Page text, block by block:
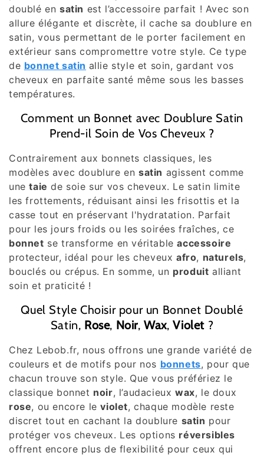
e
c
t
i
:
doublé en satin est l’accessoire parfait ! Avec son
allure élégante et discrète, il cache sa doublure en
satin, vous permettant de le porter facilement en
extérieur sans compromettre votre style. Ce type
de bonnet satin allie style et soin, gardant vos
cheveux en parfaite santé même sous les basses
températures.
Comment un Bonnet avec Doublure Satin
Prend-il Soin de Vos Cheveux ?
Contrairement aux bonnets classiques, les
modèles avec doublure ensatin agissent comme
unetaie de soie sur vos cheveux. Le satin limite
les frottements, réduisant ainsi les frisottis et la
casse tout en préservant l'hydratation. Parfait
pour les jours froids ou les soirées fraîches, ce
bonnet se transforme en véritableaccessoire
protecteur, idéal pour les cheveuxafro, naturels,
bouclés ou crépus. En somme, un produit alliant
soin et praticité !
Quel Style Choisir pour un Bonnet Doublé
Satin, Rose, Noir,Wax,Violet?
Chez Lebob.fr, nous offrons une grande variété de
couleurs et de motifs pour nos bonnets, pour que
chacun trouve son style. Que vous préfériez le
classique bonnet noir, l’audacieuxwax, le doux
rose, ou encore leviolet, chaque modèle reste
discret tout en cachant la doublure satin pour
protéger vos cheveux. Les options réversibles
offrent encore plus de flexibilité pour ceux qui